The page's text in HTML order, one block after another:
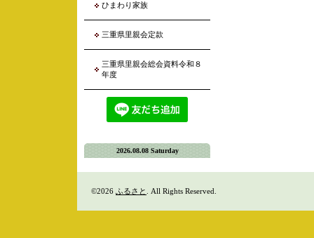
ひまわり家族
三重県里親会定款
三重県里親会総会資料令和８
年度
2026.08.08 Saturday
©2026 ふるさと . All Rights Reserved.